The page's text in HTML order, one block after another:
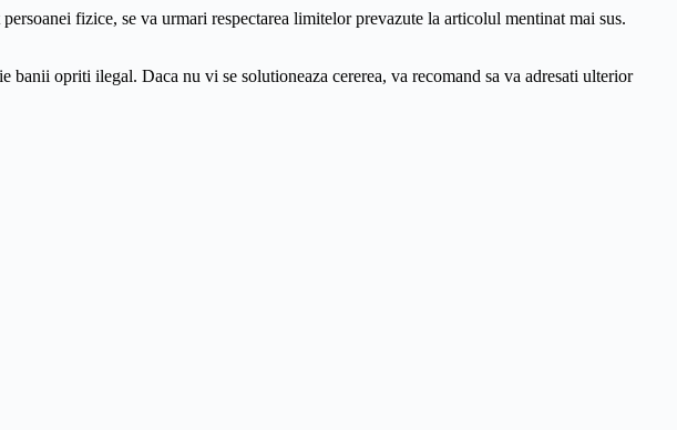
fizice, se va urmari respectarea limitelor prevazute la articolul mentinat mai sus.
banii opriti ilegal. Daca nu vi se solutioneaza cererea, va recomand sa va adresati ulterior